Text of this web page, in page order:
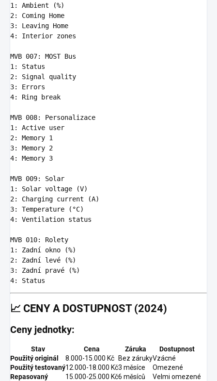
1:
Ambient (%)
2:
Coming Home
3:
Leaving Home
4: Interior zones
MVB 007:
MOST Bus
1:
Status
2:
Signal quality
3:
Errors
4: Ring break
MVB 008:
Personalizace
1:
Active user
2:
Memory 1
3:
Memory 2
4: Memory 3
MVB 009:
Solar
1:
Solar voltage (V)
2:
Charging current (A)
3:
Temperature (°C)
4: Ventilation status
MVB 010:
Rolety
1:
Zadní okno (%)
2:
Zadní levé (%)
3:
Zadní pravé (%)
4: Status
📈 CENY A DOSTUPNOST (2024)
Ceny jednotky:
Stav Cena Záruka
Dostupnost
Použitý originál
8.000-15.000 Kč Bez zárukyVzácné
Použitý testovaný12.000-18.000 Kč3 měsíce
Omezené
Repasovaný
15.000-25.000 Kč6 měsíců
Velmi omezené